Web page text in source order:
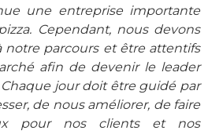
une entreprise importante
Cependant, nous devons
notre parcours et être attentifs
afin de devenir le leader
Chaque jour doit être guidé par
de nous améliorer, de faire
pour nos clients et nos